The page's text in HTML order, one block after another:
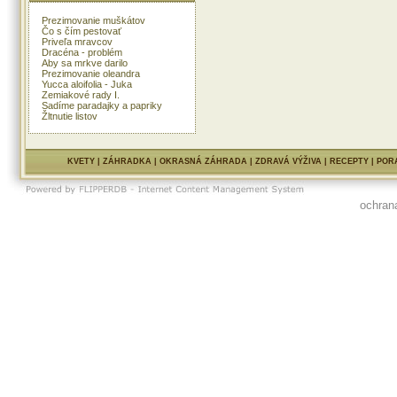
Prezimovanie muškátov
Čo s čím pestovať
Priveľa mravcov
Dracéna - problém
Aby sa mrkve darilo
Prezimovanie oleandra
Yucca aloifolia - Juka
Zemiakové rady I.
Sadíme paradajky a papriky
Žltnutie listov
KVETY| ZÁHRADKA| OKRASNÁ ZÁHRADA| ZDRAVÁ VÝŽIVA| RECEPTY|